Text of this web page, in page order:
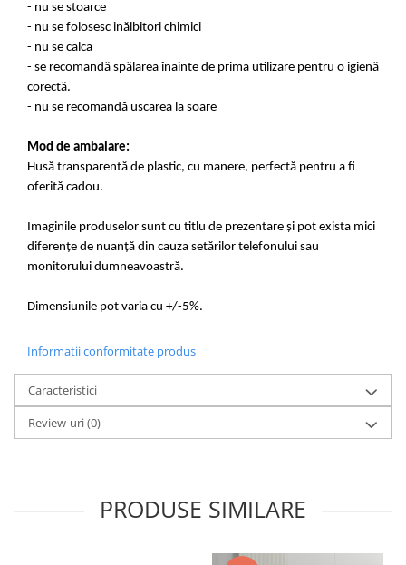
- nu se stoarce
- nu se folosesc inălbitori chimici
- nu se calca
- se recomandă spălarea înainte de prima utilizare pentru o igienă
corectă.
- nu se recomandă uscarea la soare
Mod de ambalare:
Husă transparentă de plastic, cu manere, perfectă pentru a fi
oferită cadou.
Imaginile produselor sunt cu titlu de prezentare și pot exista mici
diferențe de nuanță din cauza setărilor telefonului sau
monitorului dumneavoastră.
Dimensiunile pot varia cu +/-5%.
Informatii conformitate produs
Caracteristici
Review-uri(0)
PRODUSE SIMILARE